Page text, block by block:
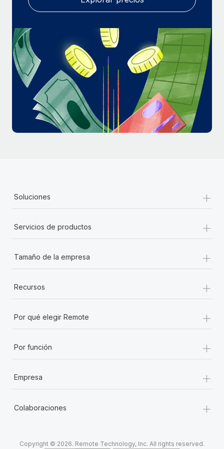
Soluciones +
Servicios de productos +
Tamaño de la empresa +
Recursos +
Por qué elegir Remote +
Por función +
Empresa +
Colaboraciones +
Copyright © 2026. Remote Technology, Inc. All rights reserved.